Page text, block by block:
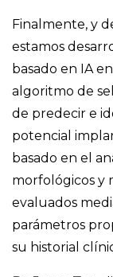
Finalmente, y
estamos
basado en IA
algoritmo de
de predecir e
potencial
basado en el
morfológicos y
evaluados
parámetros
su historial